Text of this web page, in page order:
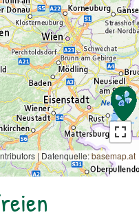
| Datenquelle:basemap.at